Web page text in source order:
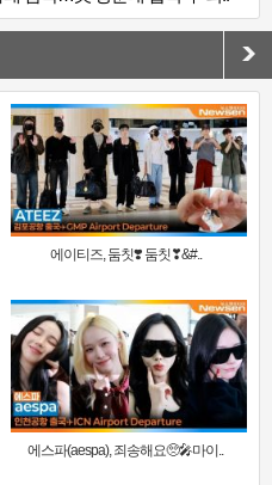
에이티즈, 둠칫❣️ 둠칫❣&#..
에스파(aespa), 죄송해요🥺🎤마이..